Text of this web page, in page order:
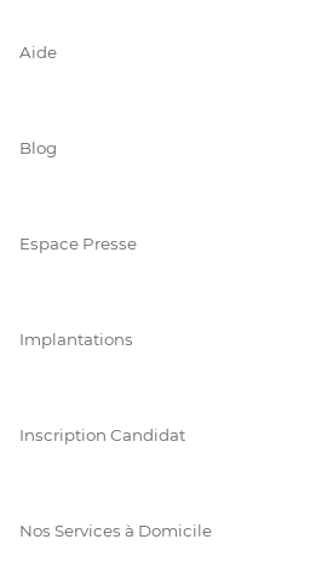
Aide
Blog
Espace Presse
Implantations
Inscription Candidat
Nos Services à Domicile